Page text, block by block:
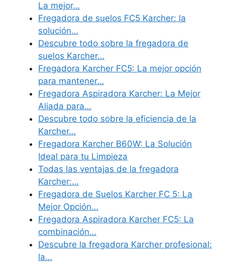
La mejor…
Fregadora de suelos FC5 Karcher: la
solución…
Descubre todo sobre la fregadora de
suelos Karcher…
Fregadora Karcher FC5: La mejor opción
para mantener…
Fregadora Aspiradora Karcher: La Mejor
Aliada para…
Descubre todo sobre la eficiencia de la
Karcher…
Fregadora Karcher B60W: La Solución
Ideal para tu Limpieza
Todas las ventajas de la fregadora
Karcher:…
Fregadora de Suelos Karcher FC 5: La
Mejor Opción…
Fregadora Aspiradora Karcher FC5: La
combinación…
Descubre la fregadora Karcher profesional:
la…